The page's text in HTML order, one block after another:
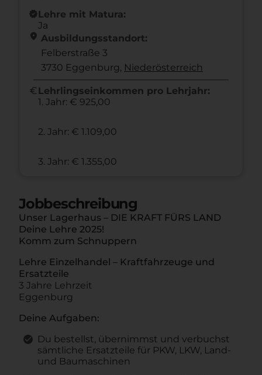
new_releasesLehre mit Matura:
Ja
location_on Ausbildungsstandort:
Felberstraße 3
3730 Eggenburg, Nieder­österreich
euro Lehrlingseinkommen pro Lehrjahr:
1. Jahr: € 925,00
2. Jahr: € 1.109,00
3. Jahr: € 1.355,00
Jobbeschreibung
Unser Lagerhaus – DIE KRAFT FÜRS LAND
Deine Lehre 2025!
Komm zum Schnuppern
Lehre Einzelhandel – Kraftfahrzeuge und
Ersatzteile
3 Jahre Lehrzeit
Eggenburg
Deine Aufgaben:
Du bestellst, übernimmst und verbuchst
sämtliche Ersatzteile für PKW, LKW, Land-
und Baumaschinen